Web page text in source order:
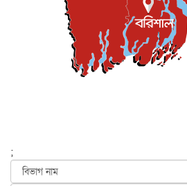
বেনজীর আহমেদের সঙ্গে
মাহম...
জাতীয়
হরমুজ নিয়ে ইরান-মার্কিন
পৃথিবীর দিকে আসছে বিধ্বংসী
আন্তর্জাতিক
;